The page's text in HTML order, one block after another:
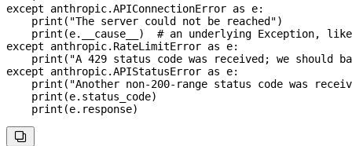
except anthropic.APIConnectionError as e:
    print
( "The server could not be reached")
    print
(e.__cause__) # an underlying Exception,
except anthropic.RateLimitError as e:
    print
( "A 429 status code was received; we should
except anthropic.APIStatusError as e:
    print
( "Another non-200-range status code was
    print
(e.status_code)
    print
(e.response)
